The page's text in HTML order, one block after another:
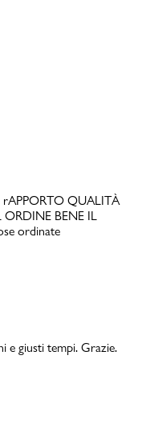
rAPPORTO QUALITÀ
ORDINE BENE IL
ordinate
e giusti tempi. Grazie.